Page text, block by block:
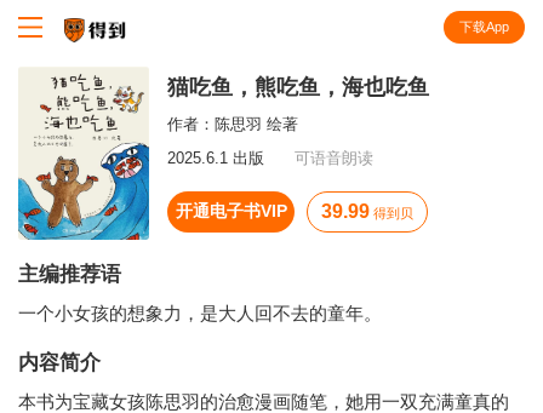
下载App
猫吃鱼，熊吃鱼，海也吃鱼
作者： 陈思羽 绘著
2025.6.1 出版
可语音朗读
开通电子书VIP 39.99 得到贝
主编推荐语
一个小女孩的想象力，是大人回不去的童年。
内容简介
本书为宝藏女孩陈思羽的治愈漫画随笔，她用一双充满童真的